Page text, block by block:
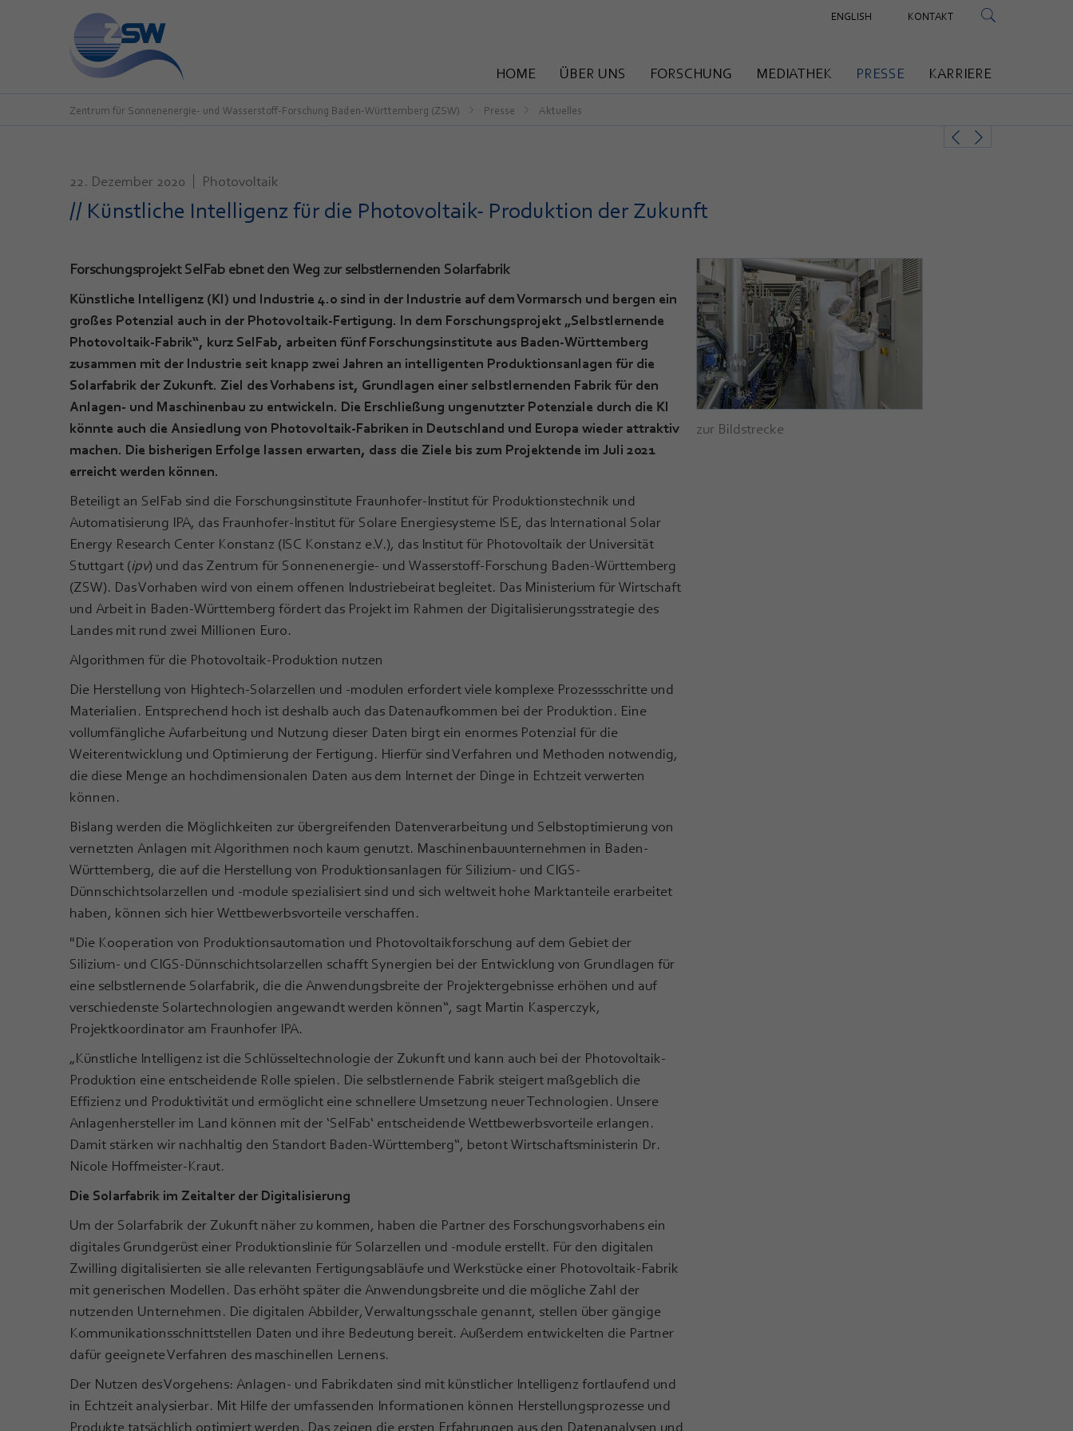
KONTAKT
ENGLISH
HOME ÜBER UNS FORSCHUNG MEDIATHEK PRESSE KARRIERE
Zentrum für Sonnenenergie- und Wasserstoff-Forschung Baden-Württemberg (ZSW) Presse Aktuelles
22. Dezember 2020 Photovoltaik
// Künstliche Intelligenz für die Photovoltaik- Produktion der Zukunft
zur Bildstrecke
Forschungsprojekt SelFab ebnet den Weg zur selbstlernenden Solarfabrik
Künstliche Intelligenz (KI) und Industrie 4.0 sind in der Industrie auf dem Vormarsch und bergen ein
großes Potenzial auch in der Photovoltaik-Fertigung. In dem Forschungsprojekt „Selbstlernende
Photovoltaik-Fabrik“, kurz SelFab, arbeiten fünf Forschungsinstitute aus Baden-Württemberg
zusammen mit der Industrie seit knapp zwei Jahren an intelligenten Produktionsanlagen für die
Solarfabrik der Zukunft. Ziel des Vorhabens ist, Grundlagen einer selbstlernenden Fabrik für den
Anlagen- und Maschinenbau zu entwickeln. Die Erschließung ungenutzter Potenziale durch die KI
könnte auch die Ansiedlung von Photovoltaik-Fabriken in Deutschland und Europa wieder attraktiv
machen. Die bisherigen Erfolge lassen erwarten, dass die Ziele bis zum Projektende im Juli 2021
erreicht werden können.
Beteiligt an SelFab sind die Forschungsinstitute Fraunhofer-Institut für Produktionstechnik und
Automatisierung IPA, das Fraunhofer-Institut für Solare Energiesysteme ISE, das International Solar
Energy Research Center Konstanz (ISC Konstanz e.V.), das Institut für Photovoltaik der Universität
Stuttgart (ipv) und das Zentrum für Sonnenenergie- und Wasserstoff-Forschung Baden-Württemberg
(ZSW). Das Vorhaben wird von einem offenen Industriebeirat begleitet. Das Ministerium für Wirtschaft
und Arbeit in Baden-Württemberg fördert das Projekt im Rahmen der Digitalisierungsstrategie des
Landes mit rund zwei Millionen Euro.
Algorithmen für die Photovoltaik-Produktion nutzen
Die Herstellung von Hightech-Solarzellen und -modulen erfordert viele komplexe Prozessschritte und
Materialien. Entsprechend hoch ist deshalb auch das Datenaufkommen bei der Produktion. Eine
vollumfängliche Aufarbeitung und Nutzung dieser Daten birgt ein enormes Potenzial für die
Weiterentwicklung und Optimierung der Fertigung. Hierfür sind Verfahren und Methoden notwendig,
die diese Menge an hochdimensionalen Daten aus dem Internet der Dinge in Echtzeit verwerten
können.
Bislang werden die Möglichkeiten zur übergreifenden Datenverarbeitung und Selbstoptimierung von
vernetzten Anlagen mit Algorithmen noch kaum genutzt. Maschinenbauunternehmen in Baden-
Württemberg, die auf die Herstellung von Produktionsanlagen für Silizium- und CIGS-
Dünnschichtsolarzellen und -module spezialisiert sind und sich weltweit hohe Marktanteile erarbeitet
haben, können sich hier Wettbewerbsvorteile verschaffen.
"Die Kooperation von Produktionsautomation und Photovoltaikforschung auf dem Gebiet der
Silizium- und CIGS-Dünnschichtsolarzellen schafft Synergien bei der Entwicklung von Grundlagen für
eine selbstlernende Solarfabrik, die die Anwendungsbreite der Projektergebnisse erhöhen und auf
verschiedenste Solartechnologien angewandt werden können“, sagt Martin Kasperczyk,
Projektkoordinator am Fraunhofer IPA.
„Künstliche Intelligenz ist die Schlüsseltechnologie der Zukunft und kann auch bei der Photovoltaik-
Produktion eine entscheidende Rolle spielen. Die selbstlernende Fabrik steigert maßgeblich die
Effizienz und Produktivität und ermöglicht eine schnellere Umsetzung neuer Technologien. Unsere
Anlagenhersteller im Land können mit der ‘SelFab‘ entscheidende Wettbewerbsvorteile erlangen.
Damit stärken wir nachhaltig den Standort Baden-Württemberg“, betont Wirtschaftsministerin Dr.
Nicole Hoffmeister-Kraut.
Die Solarfabrik im Zeitalter der Digitalisierung
Um der Solarfabrik der Zukunft näher zu kommen, haben die Partner des Forschungsvorhabens ein
digitales Grundgerüst einer Produktionslinie für Solarzellen und -module erstellt. Für den digitalen
Zwilling digitalisierten sie alle relevanten Fertigungsabläufe und Werkstücke einer Photovoltaik-Fabrik
mit generischen Modellen. Das erhöht später die Anwendungsbreite und die mögliche Zahl der
nutzenden Unternehmen. Die digitalen Abbilder, Verwaltungsschale genannt, stellen über gängige
Kommunikationsschnittstellen Daten und ihre Bedeutung bereit. Außerdem entwickelten die Partner
dafür geeignete Verfahren des maschinellen Lernens.
Der Nutzen des Vorgehens: Anlagen- und Fabrikdaten sind mit künstlicher Intelligenz fortlaufend und
in Echtzeit analysierbar. Mit Hilfe der umfassenden Informationen können Herstellungsprozesse und
Produkte tatsächlich optimiert werden. Das zeigen die ersten Erfahrungen aus den Datenanalysen und